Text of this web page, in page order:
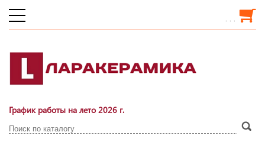
. . .
График работы на лето 2026 г.